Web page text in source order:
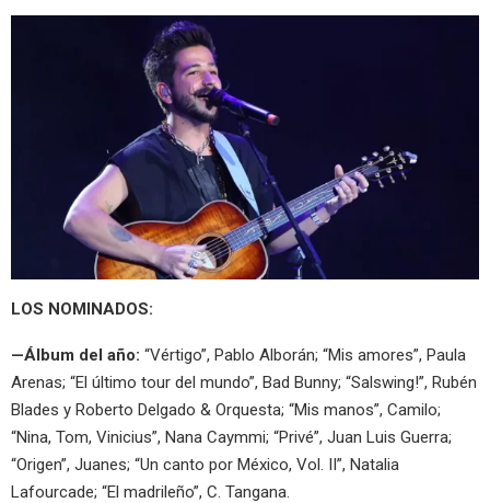
LOS NOMINADOS:
—Álbum del año: “Vértigo”, Pablo Alborán; “Mis amores”, Paula
Arenas; “El último tour del mundo”, Bad Bunny; “Salswing!”, Rubén
Blades y Roberto Delgado & Orquesta; “Mis manos”, Camilo;
“Nina, Tom, Vinicius”, Nana Caymmi; “Privé”, Juan Luis Guerra;
“Origen”, Juanes; “Un canto por México, Vol. II”, Natalia
Lafourcade; “El madrileño”, C. Tangana.